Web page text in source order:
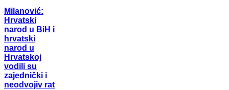
Milanović:
Hrvatski
narod u BiH i
hrvatski
narod u
Hrvatskoj
vodili su
zajednički i
neodvojiv rat